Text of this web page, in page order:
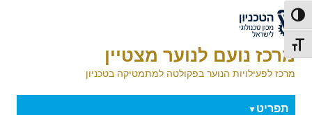
דלג לתוכן
דלג לניווט
הפעל/כבה ניגודיות גבוהה
מתג גודל גופן
לאתר הטכניון
מרכז נועם לנוער מצטיין
מרכז לפעילויות הנוער בפקולטה למתמטיקה בטכניון
תפריט